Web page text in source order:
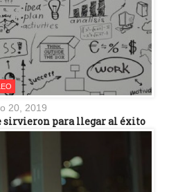
20, 2019
sirvieron para llegar al éxito